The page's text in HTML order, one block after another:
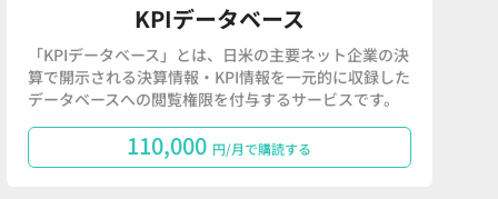
KPIデータベース
「KPIデータベース」とは、日米の主要ネット企業の決
算で開示される決算情報・KPI情報を一元的に収録した
データベースへの閲覧権限を付与するサービスです。
110,000 円/月で購読する